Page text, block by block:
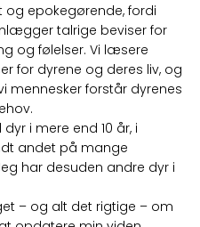
og epokegørende, fordi
talrige beviser for
og følelser. Vi læsere
for dyrene og deres liv, og
mennesker forstår dyrenes
i mere end 10 år, i
andet på mange
har desuden andre dyr i
– og alt det rigtige – om